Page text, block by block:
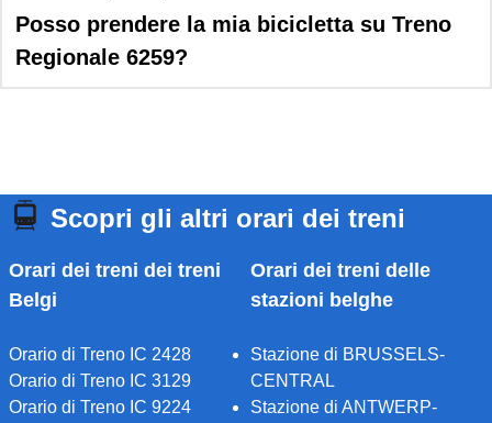
Posso prendere la mia bicicletta su Treno
Regionale 6259?
Scopri gli altri orari dei treni
Orari dei treni dei treni
Belgi
Orario di Treno IC 2428
Orario di Treno IC 3129
Orario di Treno IC 9224
Orari dei treni delle
stazioni belghe
Stazione di BRUSSELS-
CENTRAL
Stazione di ANTWERP-